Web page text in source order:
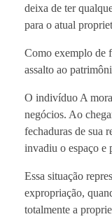
deixa de ter
para o atual
Como exemplo de
assalto ao
O indivíduo A mora
negócios. Ao
fechaduras de sua
invadiu o espaço e
Essa situação
expropriação,
totalmente a